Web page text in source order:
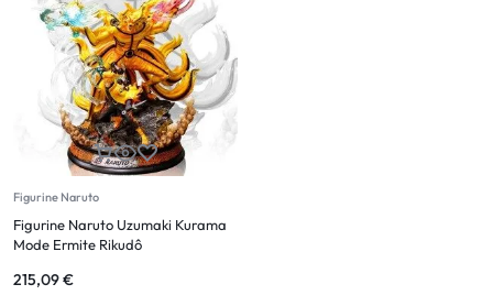
Figurine Naruto
Figurine Naruto Uzumaki Kurama
Mode Ermite Rikudô
215,09€